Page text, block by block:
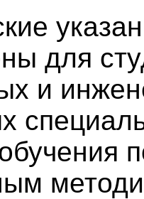
для
и